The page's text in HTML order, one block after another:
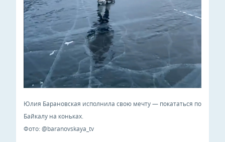
Юлия Барановская исполнила свою мечту — покататься по
Байкалу на коньках.
Фото: @baranovskaya_tv